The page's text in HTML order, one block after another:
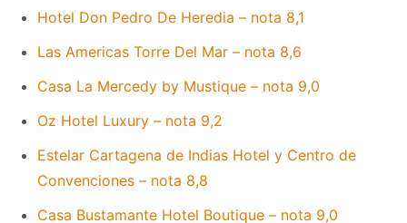
Hotel Don Pedro De Heredia – nota 8,1
Las Americas Torre Del Mar – nota 8,6
Casa La Mercedy by Mustique – nota 9,0
Oz Hotel Luxury – nota 9,2
Estelar Cartagena de Indias Hotel y Centro de
Convenciones – nota 8,8
Casa Bustamante Hotel Boutique – nota 9,0